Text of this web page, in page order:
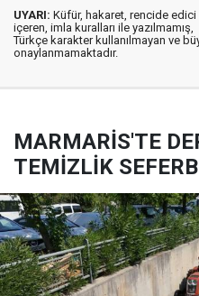
UYARI: Küfür, hakaret, rencide edici
içeren, imla kuralları ile yazılmamış,
Türkçe karakter kullanılmayan ve
onaylanmamaktadır.
MARMARİS'TE
TEMİZLİK